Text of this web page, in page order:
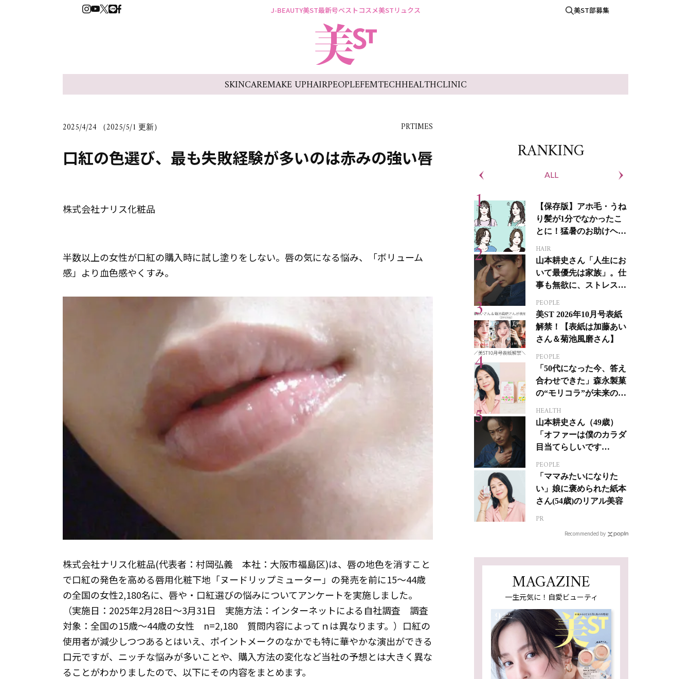
J-BEAUTY美ST最新号ベストコスメ美STリュクス 美ST部募集
SKINCAREMAKE UPHAIRPEOPLEFEMTECHHEALTHCLINIC
2025/4/24 （2025/5/1 更新） PRTIMES
口紅の色選び、最も失敗経験が多いのは赤みの強い唇
株式会社ナリス化粧品
半数以上の女性が口紅の購入時に試し塗りをしない。唇の気になる悩み、「ボリューム
感」より血色感やくすみ。
株式会社ナリス化粧品(代表者：村岡弘義 本社：大阪市福島区)は、唇の地色を消すこと
で口紅の発色を高める唇用化粧下地「ヌードリップミューター」の発売を前に15～44歳
の全国の女性2,180名に、唇や・口紅選びの悩みについてアンケートを実施しました。
（実施日：2025年2月28日～3月31日 実施方法：インターネットによる自社調査 調査
対象：全国の15歳～44歳の女性 n=2,180 質問内容によってｎは異なります。）口紅の
使用者が減少しつつあるとはいえ、ポイントメークのなかでも特に華やかな演出ができる
口元ですが、ニッチな悩みが多いことや、購入方法の変化など当社の予想とは大きく異な
ることがわかりましたので、以下にその内容をまとめます。
RANKING
ALL
【保存版】アホ毛・うね
り髪が1分でなかったこ
とに！猛暑のお助けヘア
HAIR
山本耕史さん「人生にお
いて最優先は家族」。仕
事も無欲に、ストレスを
PEOPLE
美ST 2026年10月号表紙
解禁！【表紙は加藤あい
さん＆菊池風磨さん】
PEOPLE
「50代になった今、答え
合わせできた」森永製菓
の“モリコラ”が未来のキ
HEALTH
山本耕史さん（49歳）
「オファーは僕のカラダ
目当てらしいです
ジカルへの挑戦
PEOPLE
「ママみたいになりた
い」娘に褒められた紙本
さん(54歳)のリアル美容
PR
Recommended by
MAGAZINE
一生元気に！自愛ビューティ